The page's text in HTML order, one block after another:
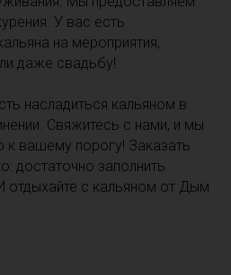
У вас есть
на мероприятия,
даже свадьбу!
насладиться кальяном в
Свяжитесь с нами, и мы
к вашему порогу! Заказать
достаточно заполнить
отдыхайте с кальяном от Дым